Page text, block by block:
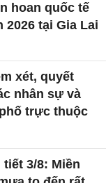
hoan quốc tế
2026 tại Gia Lai
xét, quyết
nhân sự và
trực thuộc
3/8: Miền